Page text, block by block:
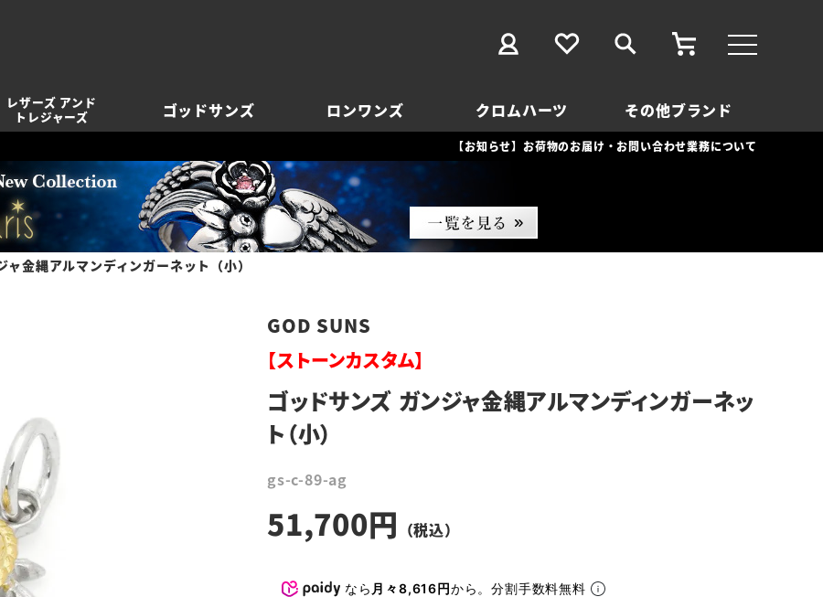
レザーズ アンド
トレジャーズ
ゴッドサンズ ロンワンズ クロムハーツ その他ブランド
【お知らせ】お荷物のお届け・お問い合わせ業務について
ャ金縄アルマンディンガーネット（小）
GOD SUNS
【ストーンカスタム】
ゴッドサンズ ガンジャ金縄アルマンディンガーネッ
ト（小）
gs-c-89-ag
51,700
なら 月々8,616円から。分割手数料無料